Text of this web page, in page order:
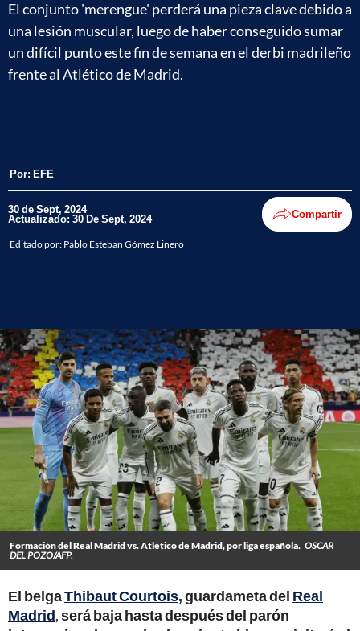
El conjunto 'merengue' perderá una pieza clave debido a
una lesión muscular, luego de haber conseguido sumar
un difícil punto este fin de semana en el derbi madrileño
frente al Atlético de Madrid.
Por: EFE
30 de Sept, 2024
Actualizado: 30 De Sept, 2024 Compartir
Editado por: Pablo Esteban Gómez Linero
Formación del Real Madrid vs. Atlético de Madrid, por liga española. OSCAR
DEL POZO/AFP.
El belgaThibaut Courtois, guardameta del Real
Madrid,será baja hasta después del parón